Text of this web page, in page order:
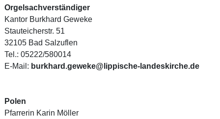
Orgelsachverständiger
Kantor Burkhard Geweke
Stauteicherstr. 51
32105 Bad Salzuflen
Tel.: 05222/580014
E-Mail: burkhard.geweke@lippische-landeskirche.de
Polen
Pfarrerin Karin Möller